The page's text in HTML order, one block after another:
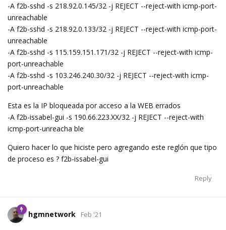
-A f2b-sshd -s 218.92.0.145/32 -j REJECT --reject-with icmp-port-
unreachable
-A f2b-sshd -s 218.92.0.133/32 -j REJECT --reject-with icmp-port-
unreachable
-A f2b-sshd -s 115.159.151.171/32 -j REJECT --reject-with icmp-
port-unreachable
-A f2b-sshd -s 103.246.240.30/32 -j REJECT --reject-with icmp-
port-unreachable
Esta es la IP bloqueada por acceso a la WEB errados
-A f2b-issabel-gui -s 190.66.223.XX/32 -j REJECT --reject-with
icmp-port-unreacha ble
Quiero hacer lo que hiciste pero agregando este reglón que tipo
de proceso es ? f2b-issabel-gui
Reply
hgmnetwork Feb '21